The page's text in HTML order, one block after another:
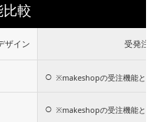
較
ザイン 受発注機
○ ※makeshopの受注機能とク
○ ※makeshopの受注機能とク